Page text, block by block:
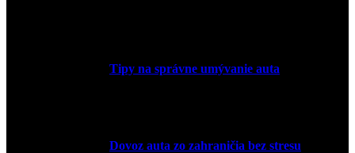
Tipy na správne umývanie auta
Dovoz auta zo zahraničia bez stresu